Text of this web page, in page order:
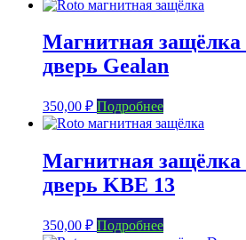
Магнитная
дверь Gealan
350,00 ₽ Подробнее
Магнитная
дверь KBE 13
350,00 ₽ Подробнее